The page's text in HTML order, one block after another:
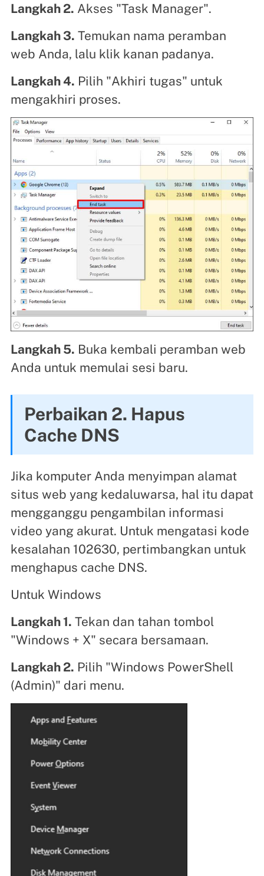
Langkah 2. Akses "Task Manager".
Langkah 3. Temukan nama peramban
web Anda, lalu klik kanan padanya.
Langkah 4. Pilih "Akhiri tugas" untuk
mengakhiri proses.
Langkah 5. Buka kembali peramban web
Anda untuk memulai sesi baru.
Perbaikan 2. Hapus
Cache DNS
Jika komputer Anda menyimpan alamat
situs web yang kedaluwarsa, hal itu dapat
mengganggu pengambilan informasi
video yang akurat. Untuk mengatasi kode
kesalahan 102630, pertimbangkan untuk
menghapus cache DNS.
Untuk Windows
Langkah 1. Tekan dan tahan tombol
"Windows + X" secara bersamaan.
Langkah 2. Pilih "Windows PowerShell
(Admin)" dari menu.